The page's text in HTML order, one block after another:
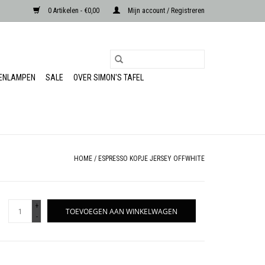
0 Artikelen - €0,00 Mijn account / Registreren
SALE OVER SIMON'S TAFEL
HOME / ESPRESSO KOPJE JERSEY OFFWHITE
+
-
TOEVOEGEN AAN WINKELWAGEN